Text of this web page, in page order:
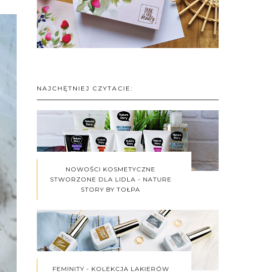
NAJCHĘTNIEJ CZYTACIE:
NOWOŚCI KOSMETYCZNE
STWORZONE DLA LIDLA - NATURE
STORY BY TOŁPA
FEMINITY - KOLEKCJA LAKIERÓW